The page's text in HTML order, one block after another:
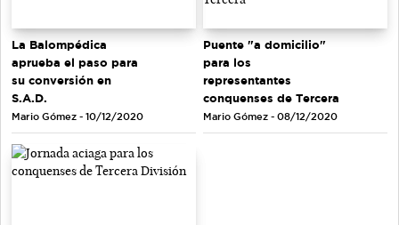
La Balompédica
aprueba el paso para
su conversión en
S.A.D.
Mario Gómez - 10/12/2020
Puente "a domicilio"
para los
representantes
conquenses de Tercera
Mario Gómez - 08/12/2020